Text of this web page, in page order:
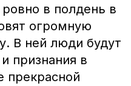
в полдень в
огромную
В ней люди будут
признания в
прекрасной